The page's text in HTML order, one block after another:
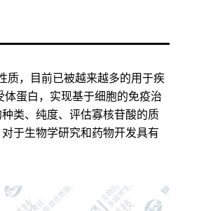
质，目前已被越来越多的用于疾
蛋白，实现基于细胞的免疫治
类、纯度、评估寡核苷酸的质
于生物学研究和药物开发具有